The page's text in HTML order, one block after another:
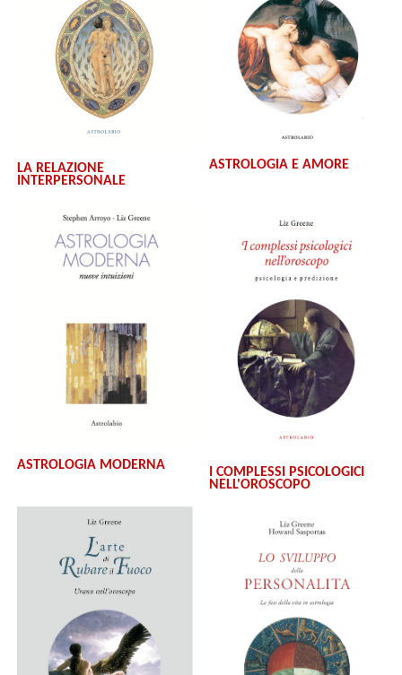
LA RELAZIONE
INTERPERSONALE
ASTROLOGIA E AMORE
ASTROLOGIA MODERNA
I COMPLESSI PSICOLOGICI
NELL'OROSCOPO